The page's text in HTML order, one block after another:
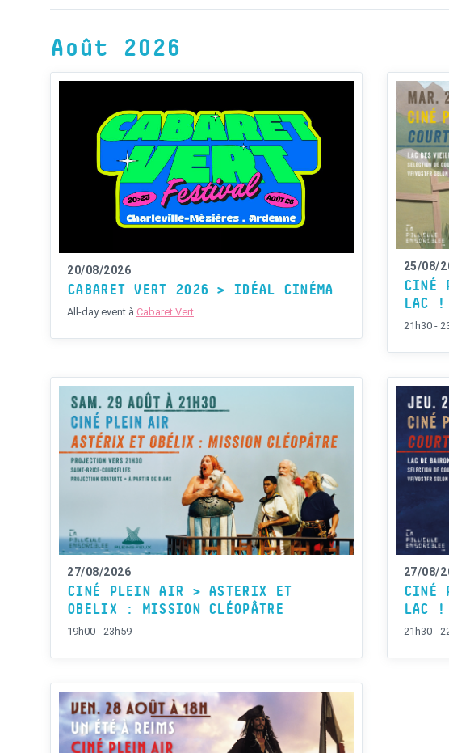
Août 2026
20/08/2026
CABARET VERT 2026 > IDÉAL CINÉMA
All-day event à Cabaret Vert
25/08/
CINÉ
LAC !
21h30 -
27/08/2026
CINÉ PLEIN AIR > ASTERIX ET
OBELIX : MISSION CLÉOPÂTRE
19h00 - 23h59
27/08/
CINÉ
LAC !
21h30 -